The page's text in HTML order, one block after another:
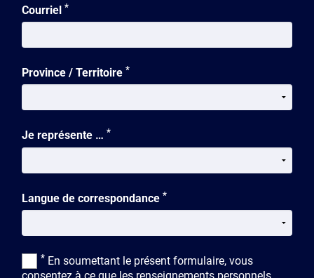
Technologie
Taux d’inoccupation
Populations vulnérables
Courriel *
Province / Territoire *
Je représente … *
Langue de correspondance *
* En soumettant le présent formulaire, vous
consentez à ce que les renseignements personnels